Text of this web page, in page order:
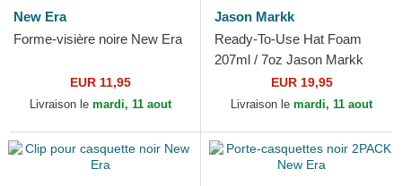
New Era
Forme-visière noire New Era
EUR 11,95
Livraison le mardi, 11 aout
Jason Markk
Ready-To-Use Hat Foam
207ml / 7oz Jason Markk
EUR 19,95
Livraison le mardi, 11 aout